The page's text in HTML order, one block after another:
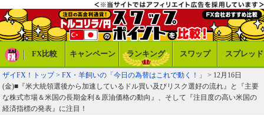
FX比較 キャンペーン ランキング スワップ スプレッド
ザイFX！トップ> FX・羊飼いの「今日の為替はこれで動く！」
> 12月16日
(金)■『米大統領選後から加速しているドル買い及びリスク選好の流れ』と『主要
な株式市場＆米国の長期金利＆原油価格の動向』、そして『注目度の高い米国の
経済指標の発表』に注目！